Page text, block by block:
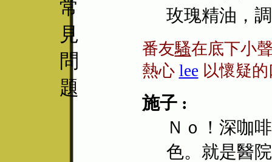
常
見
問
題
玫瑰精油，
番友騷在底下小
熱心 lee 以懷疑
施子 :
Ｎｏ！深咖啡
色。就是醫